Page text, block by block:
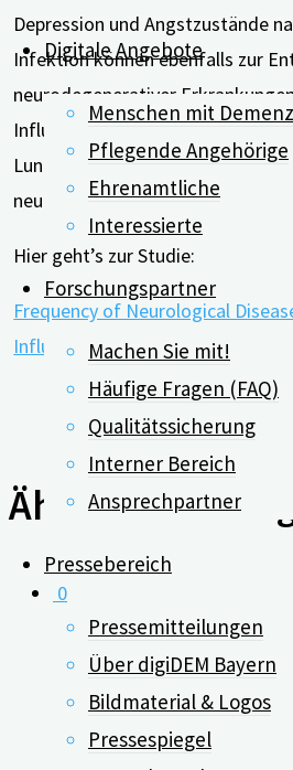
Digitale Angebote
Menschen mit Demenz
Pflegende Angehörige
Ehrenamtliche
Interessierte
Forschungspartner
Machen Sie mit!
Häufige Fragen (FAQ)
Qualitätssicherung
Interner Bereich
Ansprechpartner
Pressebereich
Pressemitteilungen
Über digiDEM Bayern
Bildmaterial & Logos
Pressespiegel
Depression und Angstzustände
Infektion können ebenfalls zur
neurodegenerativer
Influenza-Grippe und bakteriell
Lungenentzündungen erhöhen
neurologische Folgeerkrankungen.
Hier geht’s zur Studie:
Frequency of Neurological
Influenza A/B and Bacterial
Ähnliche Beiträge
0
Das Risiko einer
einsetzenden